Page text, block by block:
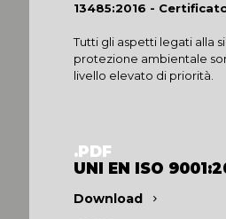
13485:2016 -
Tutti gli aspetti legati alla
protezione ambientale
livello elevato di priorità.
.PDF
UNI EN ISO
Download